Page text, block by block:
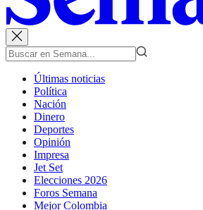
Últimas noticias
Política
Nación
Dinero
Deportes
Opinión
Impresa
Jet Set
Elecciones 2026
Foros Semana
Mejor Colombia